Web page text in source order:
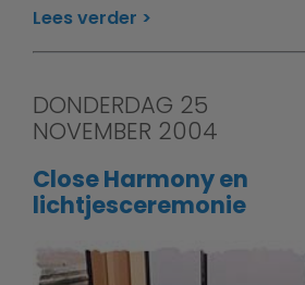
Lees verder
DONDERDAG 25
NOVEMBER 2004
Close Harmony en
lichtjesceremonie